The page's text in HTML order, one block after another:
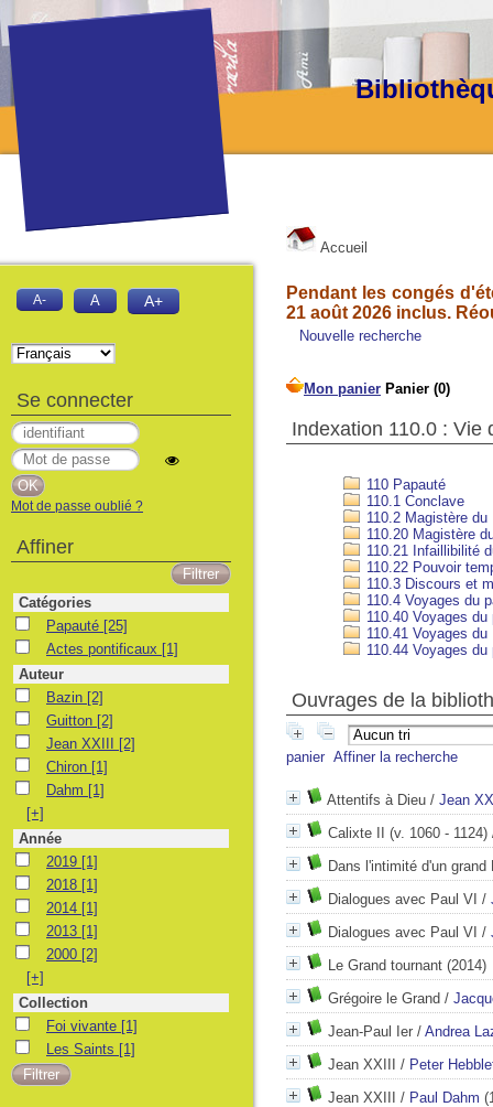
Accueil
Pendant les congés
21 août 2026 inclus.
Nouvelle recherche
Indexation 110.0 : Vie
110 Papauté
110.1 Conclave
110.2 Magistère du
110.20 Magistère
110.21 Infaillibilité
110.22 Pouvoir
110.3 Discours et
110.4 Voyages du
110.40 Voyages
110.41 Voyages
110.44 Voyages du
Ouvrages de la
panier Affiner la recherche
Attentifs à Dieu / Jean
Calixte II (v. 1060 - 1124)
Dans l'intimité d'un grand
Dialogues avec Paul VI /
Dialogues avec Paul VI /
Le Grand tournant (2014)
Grégoire le Grand /
Jean-Paul Ier / Andrea
Jean XXIII
/ Peter
Jean XXIII
/ Paul Dahm
A- A A+
Se connecter
Mot de passe oublié ?
Affiner
Catégories
PapautéPapauté [25]
Actes pontificaux
Actes pontificaux [1]
Auteur
BazinBazin [2]
GuittonGuitton [2]
Jean XXIII
Jean XXIII
[2]
ChironChiron [1]
DahmDahm [1]
[+]
Année
2019 2019 [1]
2018 2018 [1]
2014 2014 [1]
2013 2013 [1]
2000 2000 [2]
[+]
Collection
Foi vivante
Foi vivante [1]
Les SaintsLes Saints [1]